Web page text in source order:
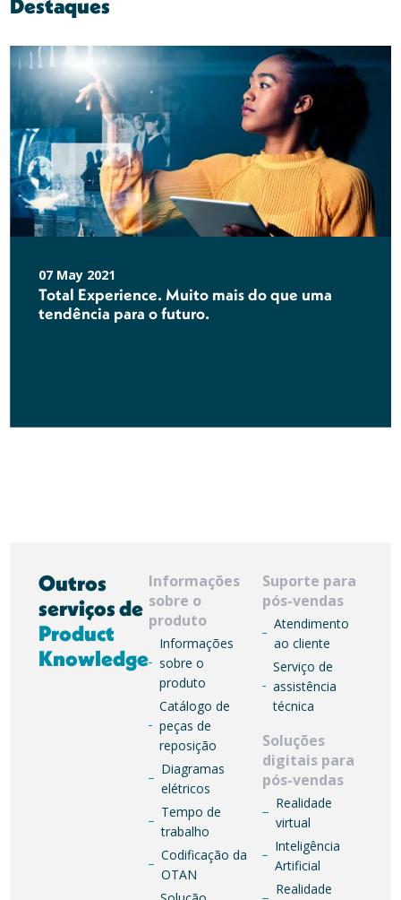
Destaques
07 May 2021
Total Experience. Muito mais do que uma
tendência para o futuro.
Outros
serviços de
Product
Knowledge
Informações
sobre o
produto
Informações
sobre o
produto
Catálogo de
peças de
reposição
Diagramas
elétricos
Tempo de
trabalho
Codificação da
OTAN
Suporte para
pós-vendas
Atendimento
ao cliente
Serviço de
assistência
técnica
Soluções
digitais para
pós-vendas
Realidade
virtual
Inteligência
Artificial
Realidade